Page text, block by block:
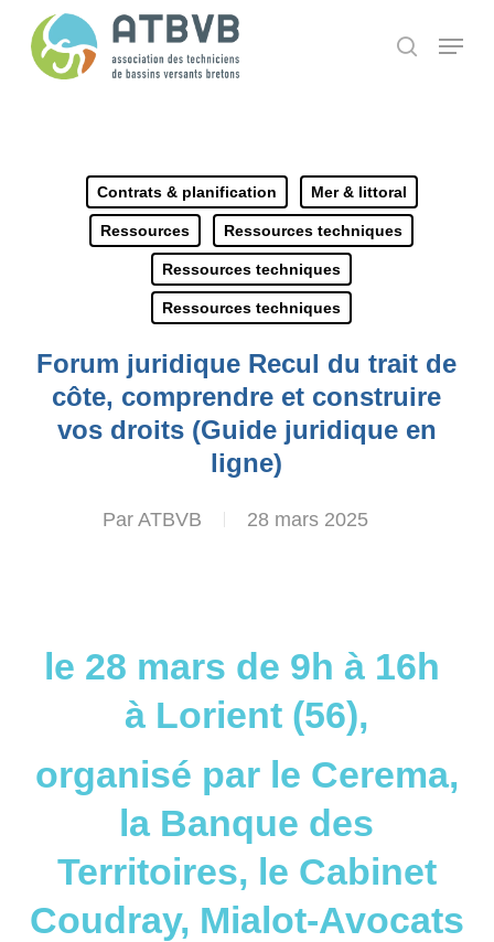
search
Menu
Contrats & planification Mer & littoral
Ressources Ressources techniques
Ressources techniques
Ressources techniques
Forum juridique Recul du trait de
côte, comprendre et construire
vos droits (Guide juridique en
ligne)
Par ATBVB 28 mars 2025
le 28 mars de 9h à 16h
à Lorient (56),
organisé par le Cerema,
la Banque des
Territoires, le Cabinet
Coudray, Mialot-Avocats
Panneau de gestion des cookies